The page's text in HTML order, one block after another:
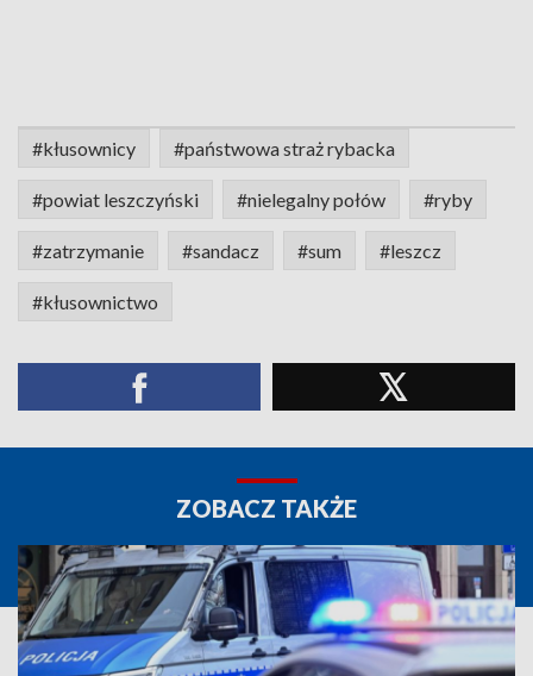
#kłusownicy #państwowa straż rybacka
#powiat leszczyński #nielegalny połów #ryby
#zatrzymanie #sandacz #sum #leszcz
#kłusownictwo
ZOBACZ TAKŻE